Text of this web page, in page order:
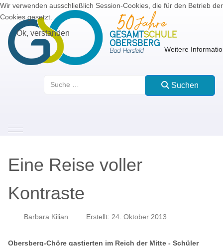
Suchen
Mobile Menu Toggle
Eine Reise voller
Kontraste
Barbara Kilian Erstellt: 24. Oktober 2013
Obersberg-Chöre gastierten im Reich der Mitte - Schüler
Wir verwenden ausschließlich Session-Cookies, die für den Betrieb
Cookies gesetzt.
Ok, verstanden
Weitere